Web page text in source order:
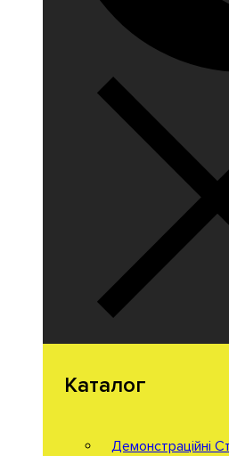
Каталог
Демонстраційні